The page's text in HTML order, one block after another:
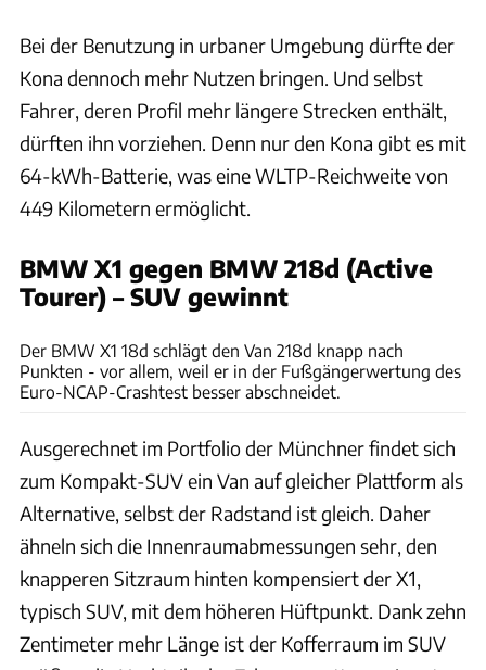
Bei der Benutzung in urbaner Umgebung dürfte der
Kona dennoch mehr Nutzen bringen. Und selbst
Fahrer, deren Profil mehr längere Strecken enthält,
dürften ihn vorziehen. Denn nur den Kona gibt es mit
64-kWh-Batterie, was eine WLTP-Reichweite von
449 Kilometern ermöglicht.
BMW X1 gegen BMW 218d (Active
Tourer) – SUV gewinnt
Der BMW X1 18d schlägt den Van 218d knapp nach
Punkten - vor allem, weil er in der Fußgängerwertung des
Euro-NCAP-Crashtest besser abschneidet.
Ausgerechnet im Portfolio der Münchner findet sich
zum Kompakt-SUV ein Van auf gleicher Plattform als
Alternative, selbst der Radstand ist gleich. Daher
ähneln sich die Innenraumabmessungen sehr, den
knapperen Sitzraum hinten kompensiert der X1,
typisch SUV, mit dem höheren Hüftpunkt. Dank zehn
Zentimeter mehr Länge ist der Kofferraum im SUV